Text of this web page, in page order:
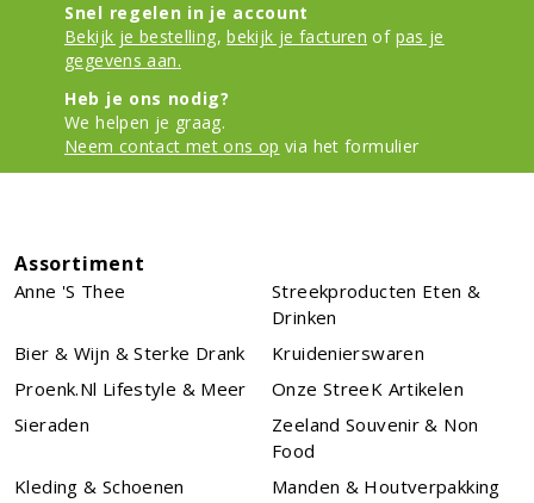
Snel regelen in je account
Bekijk je bestelling, bekijk je facturen of pas je
gegevens aan.
Heb je ons nodig?
We helpen je graag.
Neem contact met ons op via het formulier
Assortiment
Anne 's Thee
Streekproducten Eten &
Drinken
Bier & Wijn & Sterke Drank
Kruidenierswaren
Proenk.nl Lifestyle & Meer
Onze StreeK Artikelen
Sieraden
Zeeland Souvenir & Non
Food
Kleding & Schoenen
Manden & Houtverpakking